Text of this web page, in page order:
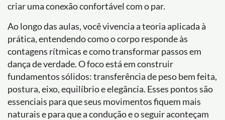
criar uma conexão confortável com o par.
Ao longo das aulas, você vivencia a teoria aplicada à
prática, entendendo como o corpo responde às
contagens rítmicas e como transformar passos em
dança de verdade. O foco está em construir
fundamentos sólidos: transferência de peso bem feita,
postura, eixo, equilíbrio e elegância. Esses pontos são
essenciais para que seus movimentos fiquem mais
naturais e para que a condução e o seguir aconteçam